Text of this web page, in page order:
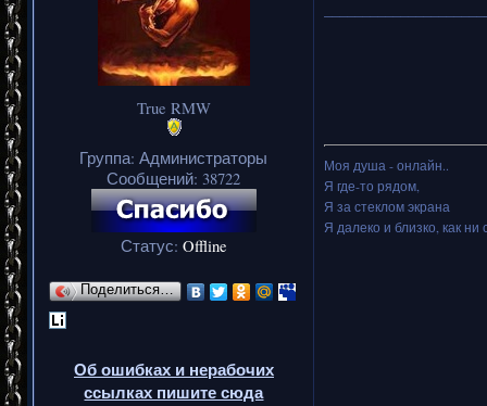
True RMW
Группа: Администраторы
Сообщений: 38722
Статус: Offline
Поделиться…
Об ошибках и нерабочих
ссылках пишите сюда
Моя душа - онлайн..
Я где-то рядом,
Я за стеклом экрана
Я далеко и близко, как ни